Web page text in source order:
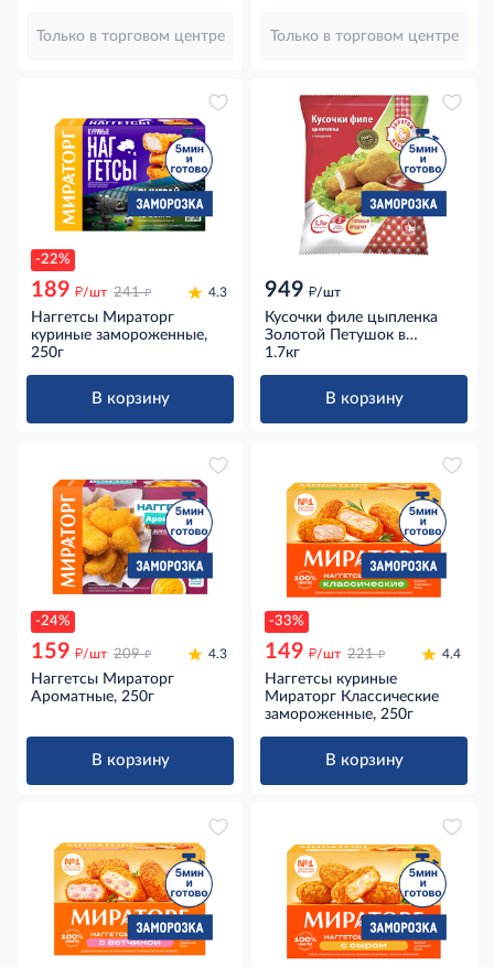
Только в торговом центре Только в торговом центре
-22%
189 д/шт 241 д 4.3
Наггетсы Мираторг
куриные замороженные,
250г
В корзину
949 д/шт
Кусочки филе цыпленка
Золотой Петушок в
панировке замороженные,
1.7кг
В корзину
-24%
159 д/шт 209 д 4.3
Наггетсы Мираторг
Ароматные, 250г
В корзину
-33%
149 д/шт 221 д 4.4
Наггетсы куриные
Мираторг Классические
замороженные, 250г
В корзину